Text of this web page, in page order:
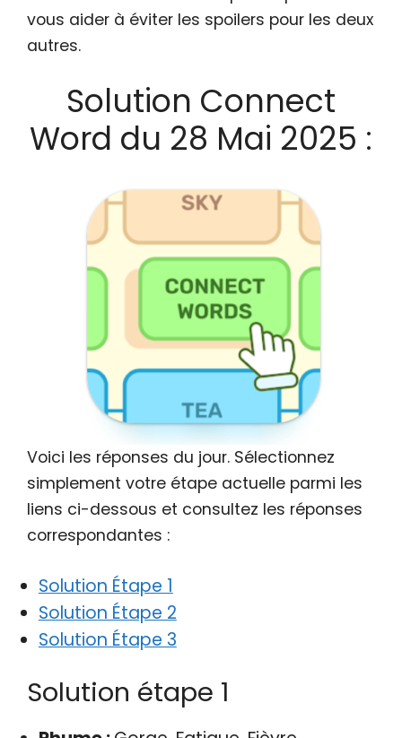
vous aider à éviter les spoilers pour les deux
autres.
Solution Connect
Word du 28 Mai 2025 :
Voici les réponses du jour. Sélectionnez
simplement votre étape actuelle parmi les
liens ci-dessous et consultez les réponses
correspondantes :
Solution Étape 1
Solution Étape 2
Solution Étape 3
Solution étape 1